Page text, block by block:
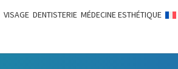
VISAGE DENTISTERIE MÉDECINE ESTHÉTIQUE